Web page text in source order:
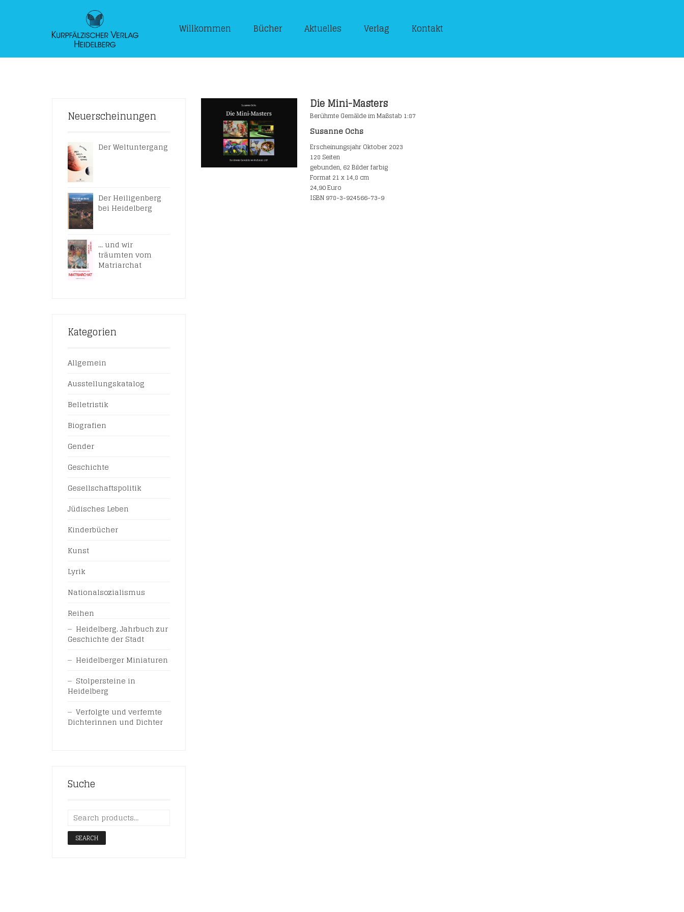
Willkommen Bücher Aktuelles Verlag Kontakt
Die Mini-Masters
Berühmte Gemälde im Maßstab 1:87
Susanne Ochs
Erscheinungsjahr Oktober 2023
128 Seiten
gebunden, 62 Bilder farbig
Format 21 x 14,8 cm
24,90 Euro
ISBN 978-3-924566-73-9
Neuerscheinungen
Der Weltuntergang
Der Heiligenberg
bei Heidelberg
... und wir
träumten vom
Matriarchat
Kategorien
Allgemein
Ausstellungskatalog
Belletristik
Biografien
Gender
Geschichte
Gesellschaftspolitik
Jüdisches Leben
Kinderbücher
Kunst
Lyrik
Nationalsozialismus
Reihen
Heidelberg. Jahrbuch zur
Geschichte der Stadt
Heidelberger Miniaturen
Stolpersteine in
Heidelberg
Verfolgte und verfemte
Dichterinnen und Dichter
Suche
SEARCH